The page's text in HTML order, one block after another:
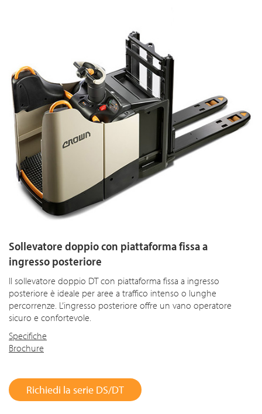
Sollevatore doppio con piattaforma fissa a
ingresso posteriore
Il sollevatore doppio DT con piattaforma fissa a ingresso
posteriore è ideale per aree a traffico intenso o lunghe
percorrenze. L’ingresso posteriore offre un vano operatore
sicuro e confortevole.
Specifiche
Brochure
Richiedi la serie DS/DT